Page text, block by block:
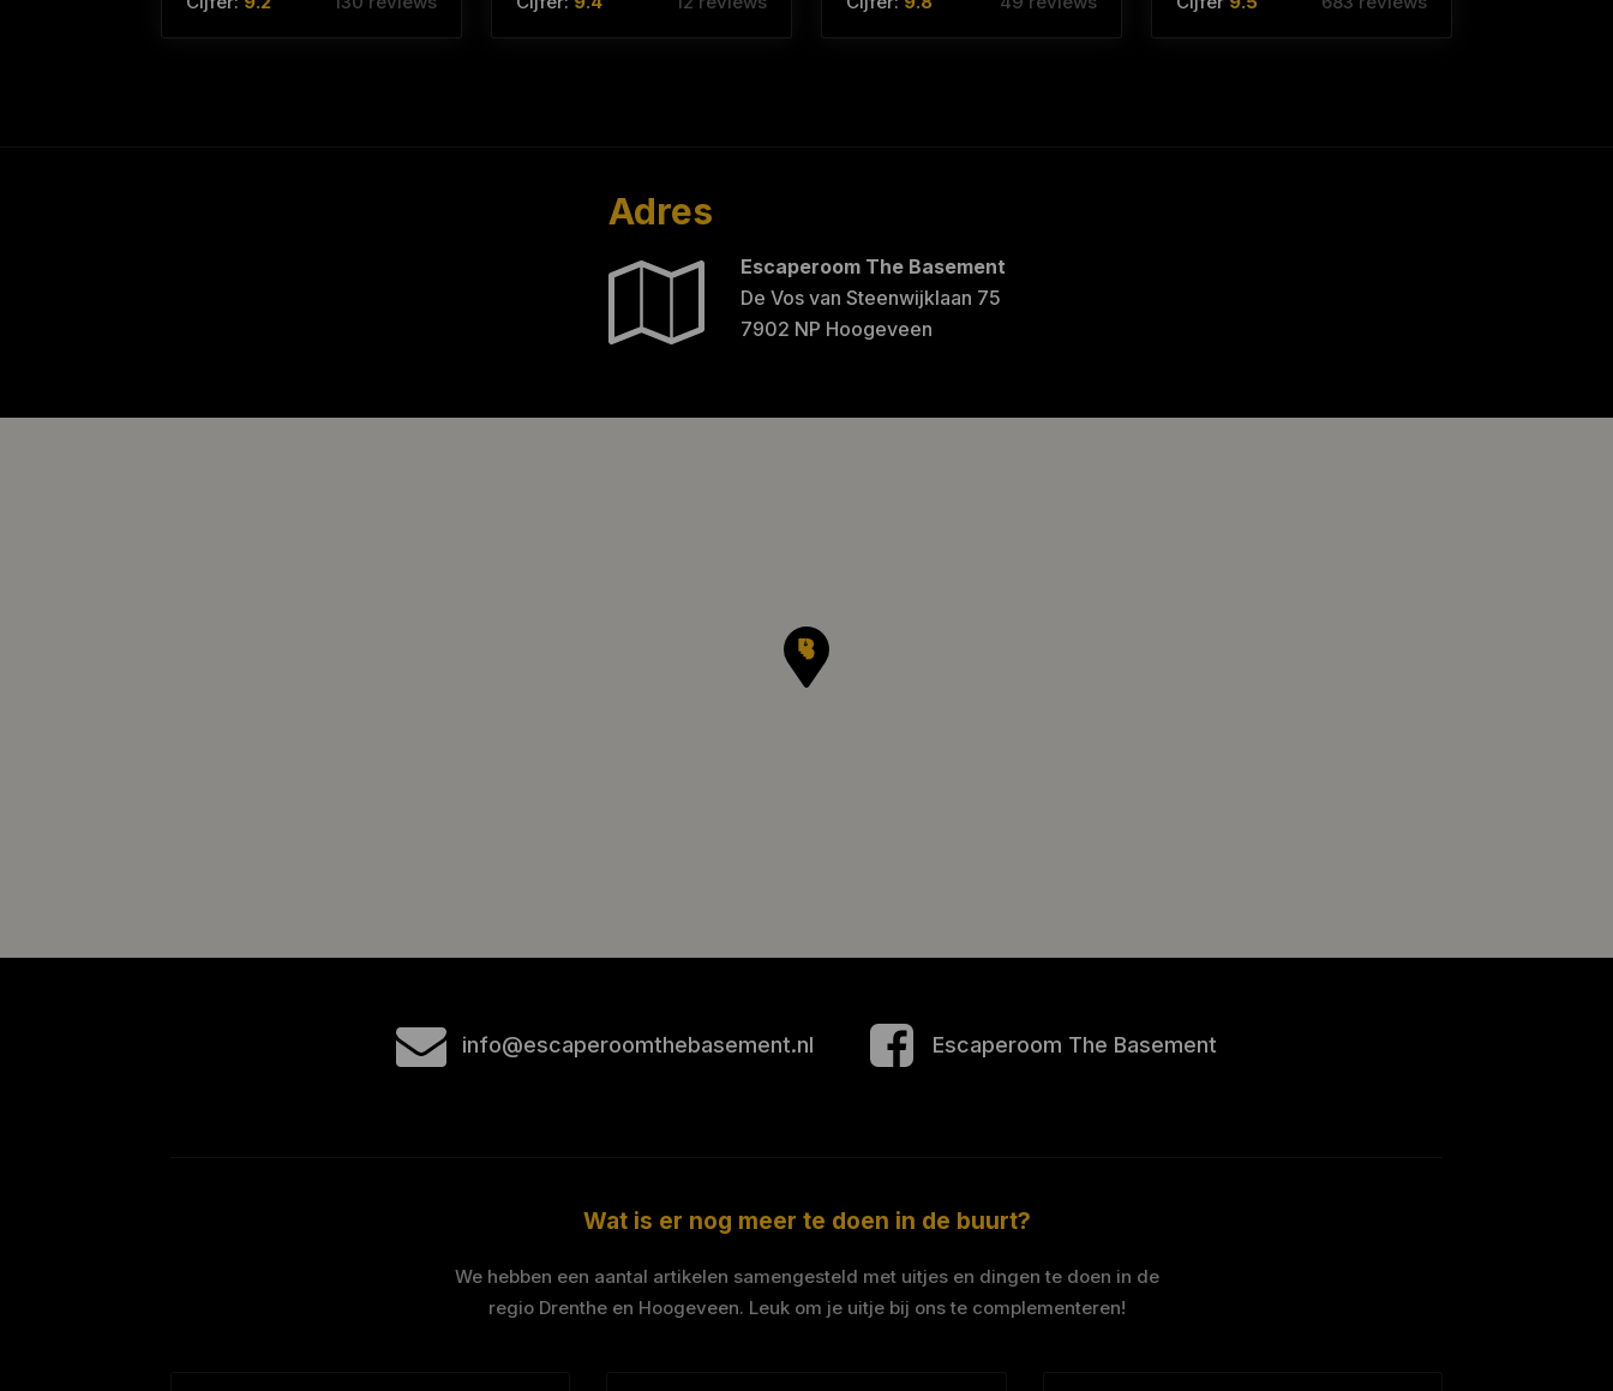
Adres
Escaperoom The Basement
De Vos van Steenwijklaan 75
7902 NP Hoogeveen
info@escaperoomthebasement.nl Escaperoom The Basement
Wat is er nog meer te doen in de buurt?
We hebben een aantal artikelen samengesteld met uitjes en dingen te doen in de
regio Drenthe en Hoogeveen. Leuk om je uitje bij ons te complementeren!